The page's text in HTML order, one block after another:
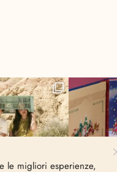
le migliori esperienze,